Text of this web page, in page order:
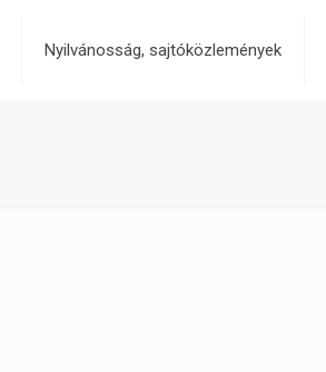
Nyilvánosság, sajtóközlemények